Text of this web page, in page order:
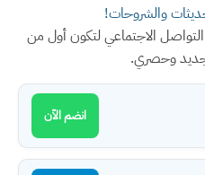
والشروحات!
الاجتماعي لتكون أول من
وحصري.
انضم الآن